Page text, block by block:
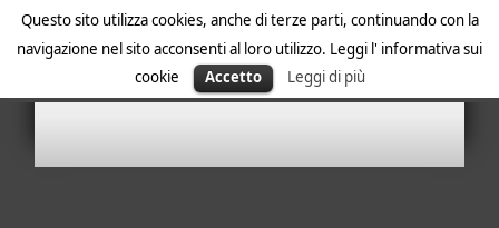
Questo sito utilizza cookies, anche di terze parti, continuando con la
navigazione nel sito acconsenti al loro utilizzo. Leggi l' informativa sui
cookie
Accetto Leggi di più